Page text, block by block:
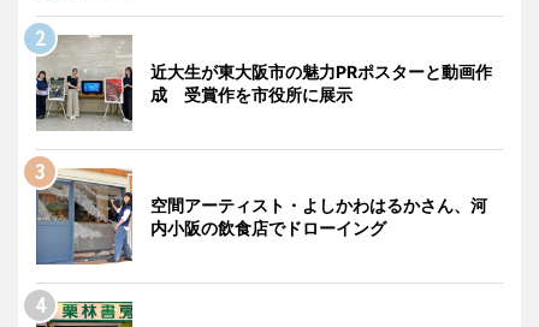
近大生が東大阪市の魅力PRポスターと動画作
成 受賞作を市役所に展示
空間アーティスト・よしかわはるかさん、河
内小阪の飲食店でドローイング